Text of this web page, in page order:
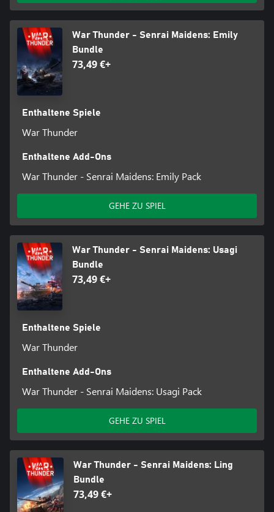
War Thunder - Senrai Maidens: Emily
Bundle
73,49 €+
Enthaltene Spiele
War Thunder
Enthaltene Add-Ons
War Thunder - Senrai Maidens: Emily Pack
GEHE ZU SPIEL
War Thunder - Senrai Maidens: Usagi
Bundle
73,49 €+
Enthaltene Spiele
War Thunder
Enthaltene Add-Ons
War Thunder - Senrai Maidens: Usagi Pack
GEHE ZU SPIEL
War Thunder - Senrai Maidens: Ling
Bundle
73,49 €+